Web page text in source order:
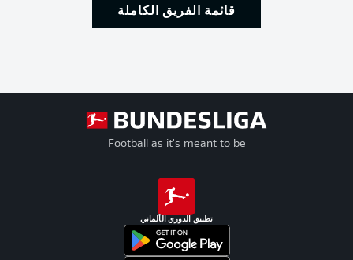
قائمة الفريق الكاملة
Football as it's meant to be
تطبيق الدوري الألماني